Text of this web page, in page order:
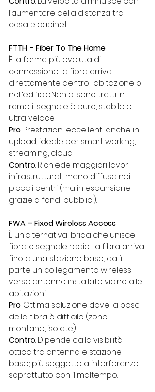
l’aumentare della distanza tra
casa e cabinet.
FTTH – Fiber To The Home
È la forma più evoluta di
connessione: la fibra arriva
direttamente dentro l’abitazione o
nell’edificio.Non ci sono tratti in
rame: il segnale è puro, stabile e
ultra veloce.
Pro: Prestazioni eccellenti anche in
upload, ideale per smart working,
streaming, cloud.
Contro: Richiede maggiori lavori
infrastrutturali, meno diffusa nei
piccoli centri (ma in espansione
grazie a fondi pubblici).
FWA – Fixed Wireless Access
È un’alternativa ibrida che unisce
fibra e segnale radio. La fibra arriva
fino a una stazione base, da lì
parte un collegamento wireless
verso antenne installate vicino alle
abitazioni.
Pro: Ottima soluzione dove la posa
della fibra è difficile (zone
montane, isolate).
Contro: Dipende dalla visibilità
ottica tra antenna e stazione
base; più soggetto a interferenze
soprattutto con il maltempo.